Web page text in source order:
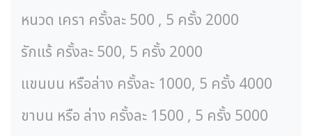
หนวด เครา ครั้งละ 500 , 5 ครั้ง 2000
รักแร้ ครั้งละ 500, 5 ครั้ง 2000
แขนบน หรือล่าง ครั้งละ 1000, 5 ครั้ง 4000
ขาบน หรือ ล่าง ครั้งละ 1500 , 5 ครั้ง 5000